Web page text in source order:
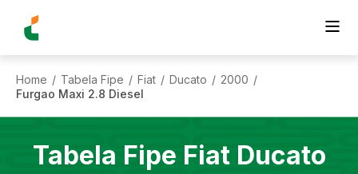
Home / Tabela Fipe / Fiat / Ducato / 2000 /
Furgao Maxi 2.8 Diesel
Tabela Fipe Fiat Ducato